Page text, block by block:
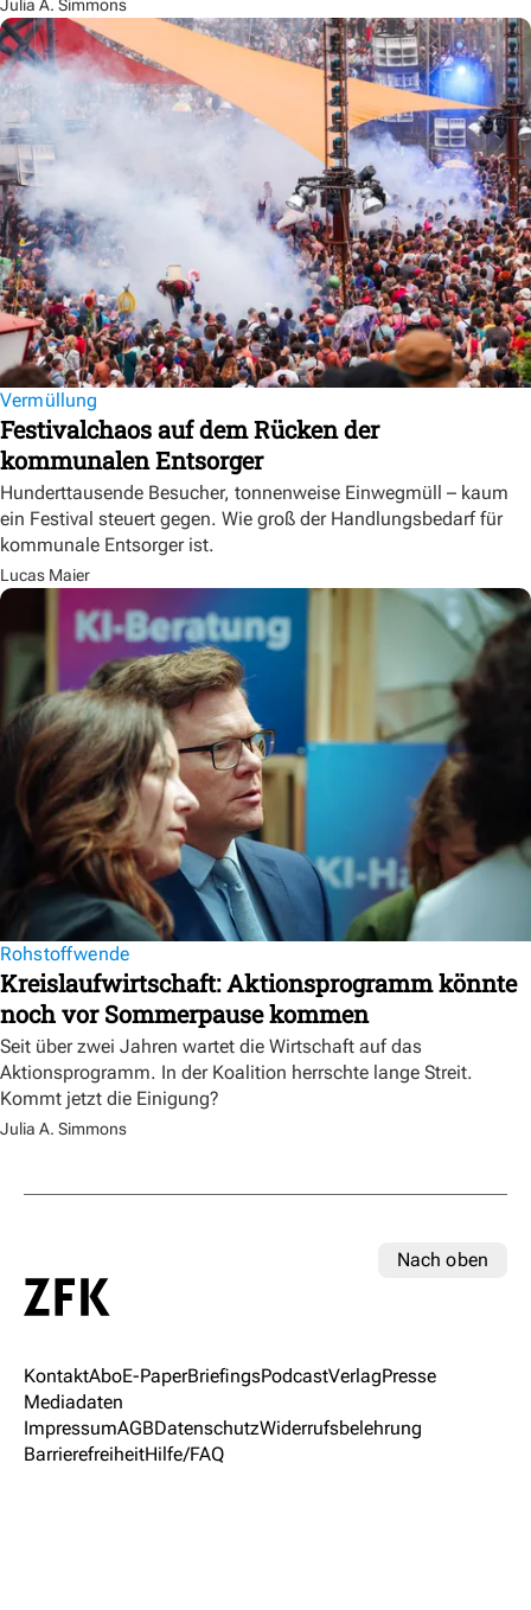
Julia A. Simmons
Vermüllung
Festivalchaos auf dem Rücken der
kommunalen Entsorger
Hunderttausende Besucher, tonnenweise Einwegmüll – kaum
ein Festival steuert gegen. Wie groß der Handlungsbedarf für
kommunale Entsorger ist.
Lucas Maier
Rohstoffwende
Kreislaufwirtschaft: Aktionsprogramm könnte
noch vor Sommerpause kommen
Seit über zwei Jahren wartet die Wirtschaft auf das
Aktionsprogramm. In der Koalition herrschte lange Streit.
Kommt jetzt die Einigung?
Julia A. Simmons
Nach oben
KontaktAboE-PaperBriefingsPodcastVerlagPresse
Mediadaten
ImpressumAGBDatenschutzWiderrufsbelehrung
BarrierefreiheitHilfe/FAQ